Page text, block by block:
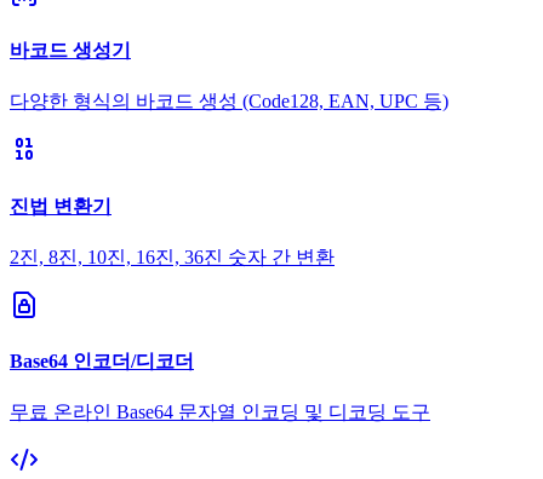
바코드 생성기
다양한 형식의 바코드 생성 (Code128, EAN, UPC 등)
진법 변환기
2진, 8진, 10진, 16진, 36진 숫자 간 변환
Base64 인코더/디코더
무료 온라인 Base64 문자열 인코딩 및 디코딩 도구